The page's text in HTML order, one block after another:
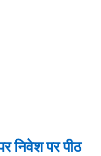
निवेश पर पीठ